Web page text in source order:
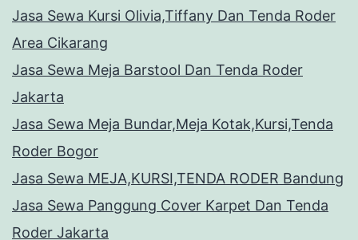
Jasa Sewa Kursi Olivia,Tiffany Dan Tenda Roder
Area Cikarang
Jasa Sewa Meja Barstool Dan Tenda Roder
Jakarta
Jasa Sewa Meja Bundar,Meja Kotak,Kursi,Tenda
Roder Bogor
Jasa Sewa MEJA,KURSI,TENDA RODER Bandung
Jasa Sewa Panggung Cover Karpet Dan Tenda
Roder Jakarta